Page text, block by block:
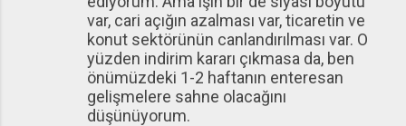
var, cari açığın azalması var, ticaretin ve
konut sektörünün canlandırılması var. O
yüzden indirim kararı çıkmasa da, ben
önümüzdeki 1-2 haftanın enteresan
gelişmelere sahne olacağını
düşünüyorum.